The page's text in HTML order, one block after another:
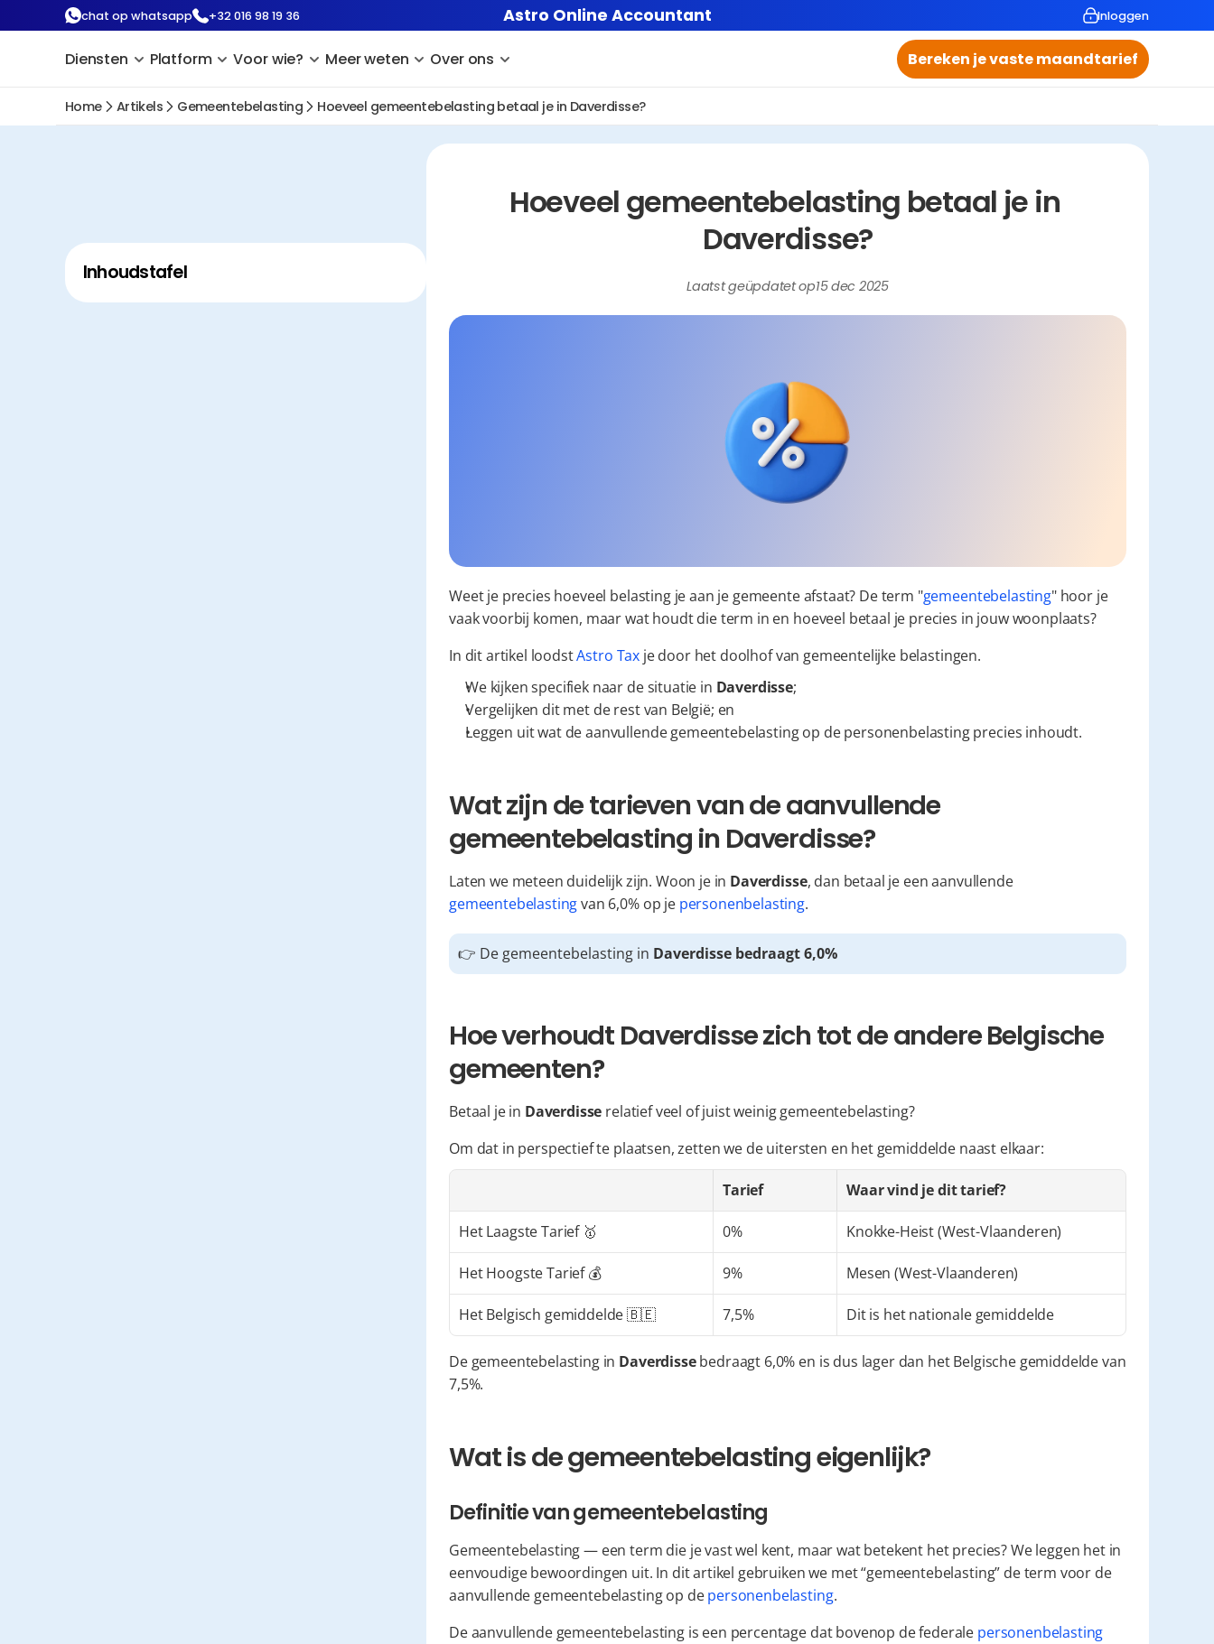
chat op whatsapp +32 016 98 19 36 Astro Online Accountant Inloggen
Diensten Platform Voor wie? Meer weten Over ons Bereken je vaste maandtarief
Home Artikels Gemeentebelasting Hoeveel gemeentebelasting betaal je in Daverdisse?
Inhoudstafel
Hoeveel gemeentebelasting betaal je in
Daverdisse?
Laatst geüpdatet op15 dec 2025
Weet je precies hoeveel belasting je aan je gemeente afstaat? De term "gemeentebelasting" hoor je
vaak voorbij komen, maar wat houdt die term in en hoeveel betaal je precies in jouw woonplaats?
In dit artikel loodst Astro Tax je door het doolhof van gemeentelijke belastingen.
We kijken specifiek naar de situatie in Daverdisse;
Vergelijken dit met de rest van België; en
Leggen uit wat de aanvullende gemeentebelasting op de personenbelasting precies inhoudt.
Wat zijn de tarieven van de aanvullende
gemeentebelasting in Daverdisse?
Laten we meteen duidelijk zijn. Woon je in Daverdisse
, dan betaal je een aanvullende
gemeentebelasting van 6,0% op je personenbelasting.
👉 De gemeentebelasting in Daverdisse bedraagt 6,0%
Hoe verhoudt Daverdisse zich tot de andere Belgische
gemeenten?
Betaal je in Daverdisse relatief veel of juist weinig gemeentebelasting?
Om dat in perspectief te plaatsen, zetten we de uitersten en het gemiddelde naast elkaar:
Tarief Waar vind je dit tarief?
Het Laagste Tarief 🥇 0% Knokke-Heist (West-Vlaanderen)
Het Hoogste Tarief 💰 9% Mesen (West-Vlaanderen)
Het Belgisch gemiddelde 🇧🇪 7,5% Dit is het nationale gemiddelde
De gemeentebelasting in Daverdisse bedraagt 6,0% en is dus lager dan het Belgische gemiddelde van
7,5%.
Wat is de gemeentebelasting eigenlijk?
Definitie van gemeentebelasting
Gemeentebelasting — een term die je vast wel kent, maar wat betekent het precies? We leggen het in
eenvoudige bewoordingen uit. In dit artikel gebruiken we met “gemeentebelasting” de term voor de
aanvullende gemeentebelasting op de personenbelasting.
De aanvullende gemeentebelasting is een percentage dat bovenop de federale personenbelasting